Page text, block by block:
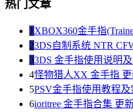
热门文章
1 XBOX360金手指
23DS自制系统 NTR
33DS 金手指使用说明
4怪物猎人XX 金手指 更
5PSV金手指使用教程及
6ioritree 金手指合集 更